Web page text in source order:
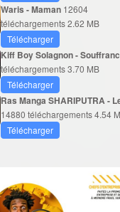
Waris - Maman 12604
téléchargements2.62 MB
Télécharger
Kiff Boy Solagnon -
téléchargements3.70 MB
Télécharger
Ras Manga SHARIPUTRA -
14880 téléchargements4.54
Télécharger